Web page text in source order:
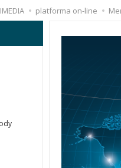
platforma on-line